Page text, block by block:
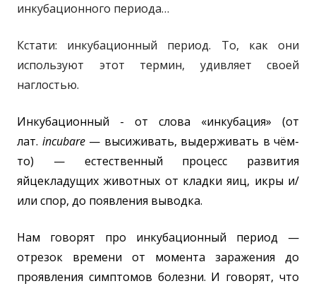
инкубационного периода…
Кстати: инкубационный период. То, как они
используют этот термин, удивляет своей
наглостью.
Инкубационный - от слова «инкубация» (от
лат. incubare— высиживать, выдерживать в чём-
то) — естественный процесс развития
яйцекладущих животных от кладки яиц, икры и/
или спор, до появления выводка.
Нам говорят про инкубационный период —
отрезок времени от момента заражения до
проявления симптомов болезни. И говорят, что